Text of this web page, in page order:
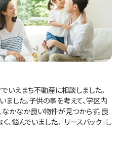
いえまち不動産に相談しました。
ました。子供の事を考えて、学区内
なかなか良い物件が見つからず。良
悩んでいました。「リースバック」し